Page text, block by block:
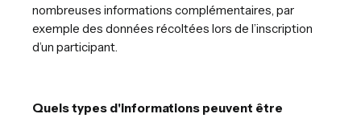
nombreuses informations complémentaires, par
exemple des données récoltées lors de l’inscription
d’un participant.
Quels types d'informations peuvent être